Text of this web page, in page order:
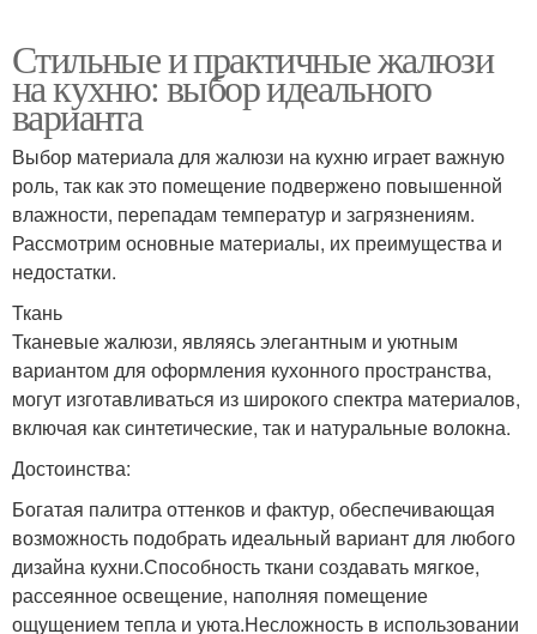
Стильные и практичные жалюзи
на кухню: выбор идеального
варианта
Выбор материала для жалюзи на кухню играет важную
роль, так как это помещение подвержено повышенной
влажности, перепадам температур и загрязнениям.
Рассмотрим основные материалы, их преимущества и
недостатки.
Ткань
Тканевые жалюзи, являясь элегантным и уютным
вариантом для оформления кухонного пространства,
могут изготавливаться из широкого спектра материалов,
включая как синтетические, так и натуральные волокна.
Достоинства:
Богатая палитра оттенков и фактур, обеспечивающая
возможность подобрать идеальный вариант для любого
дизайна кухни.Способность ткани создавать мягкое,
рассеянное освещение, наполняя помещение
ощущением тепла и уюта.Несложность в использовании